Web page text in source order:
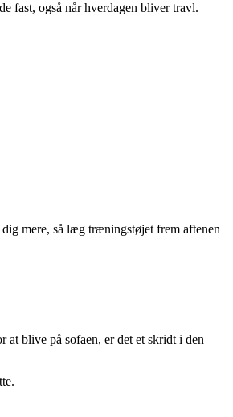
fast, også når hverdagen bliver travl.
mere, så læg træningstøjet frem aftenen
at blive på sofaen, er det et skridt i den